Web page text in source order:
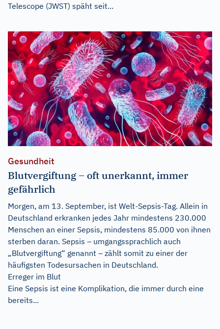
Telescope (JWST) späht seit...
Gesundheit
Blutvergiftung – oft unerkannt, immer
gefährlich
Morgen, am 13. September, ist Welt-Sepsis-Tag. Allein in
Deutschland erkranken jedes Jahr mindestens 230.000
Menschen an einer Sepsis, mindestens 85.000 von ihnen
sterben daran. Sepsis – umgangssprachlich auch
„Blutvergiftung“ genannt – zählt somit zu einer der
häufigsten Todesursachen in Deutschland.
Erreger im Blut
Eine Sepsis ist eine Komplikation, die immer durch eine
bereits...